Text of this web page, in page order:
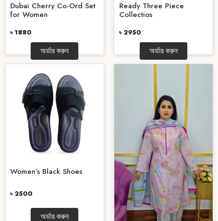
Dubai Cherry Co-Ord Set
for Women
৳ 1880
অর্ডার করুন
Ready Three Piece
Collectios
৳ 2950
অর্ডার করুন
Women’s Black Shoes
৳ 2500
অর্ডার করুন